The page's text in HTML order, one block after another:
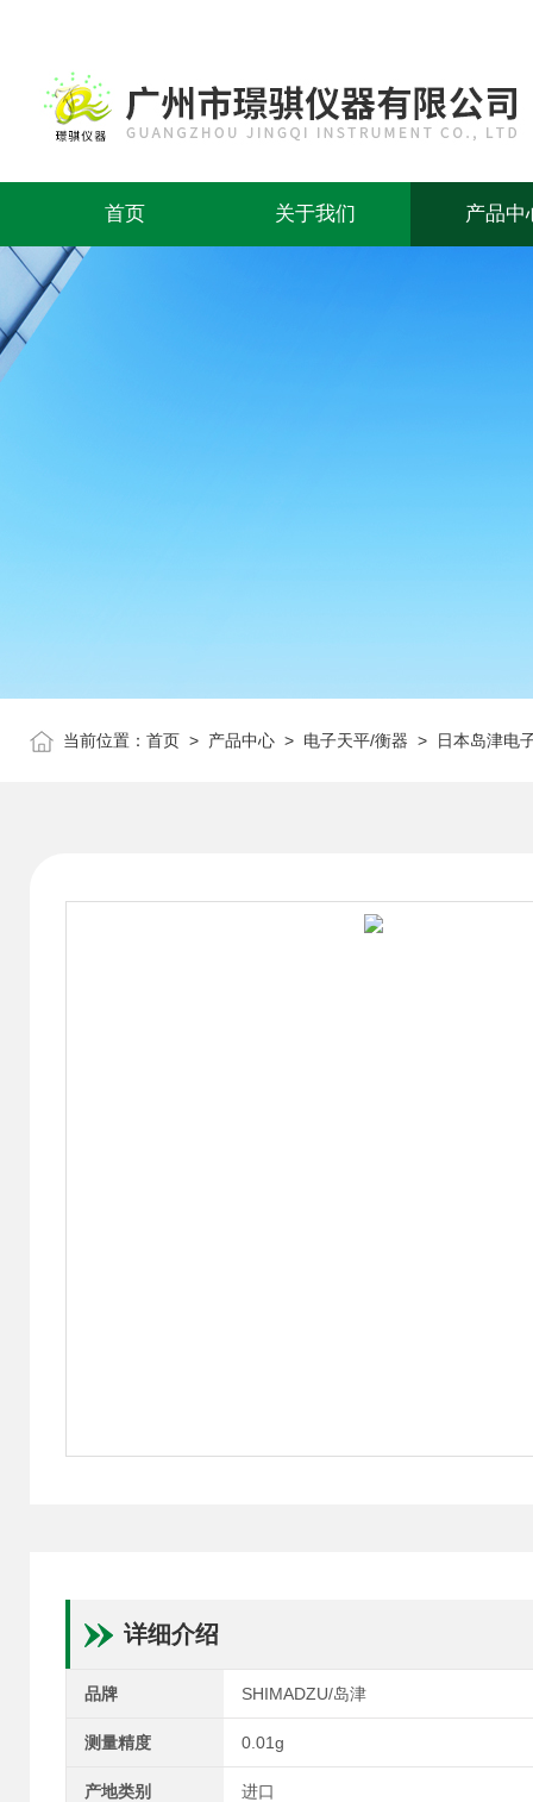
首页 关于我们 产品中
当前位置： 首页 > 产品中心 > 电子天平/衡器 > 日本岛津电
详细介绍
品牌 SHIMADZU/岛津
测量精度 0.01g
产地类别 进口